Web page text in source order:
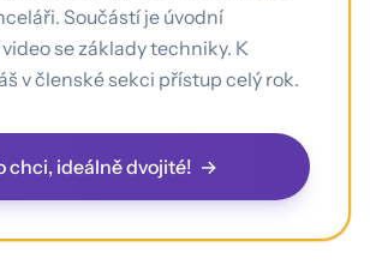
Součástí je úvodní
se základy techniky. K
v členské sekci přístup celý rok.
chci, ideálně dvojité!